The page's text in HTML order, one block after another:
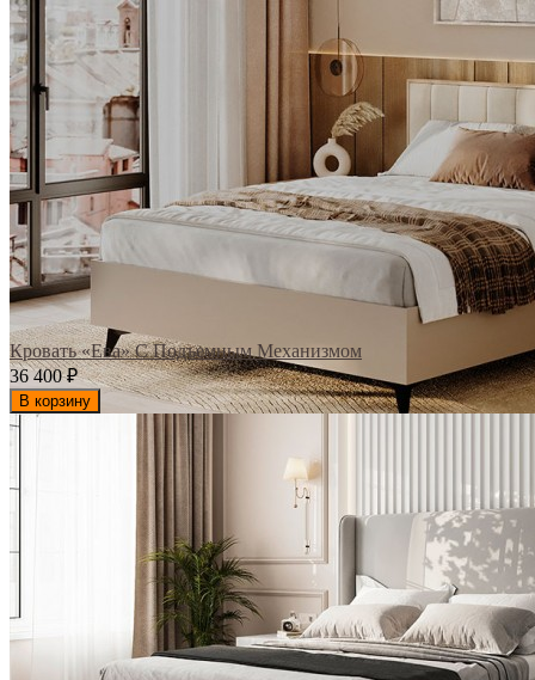
Кровать «Ева» С Подъемным Механизмом
36 400₽
В корзину